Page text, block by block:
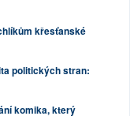
křesťanské
politických stran:
komika, který